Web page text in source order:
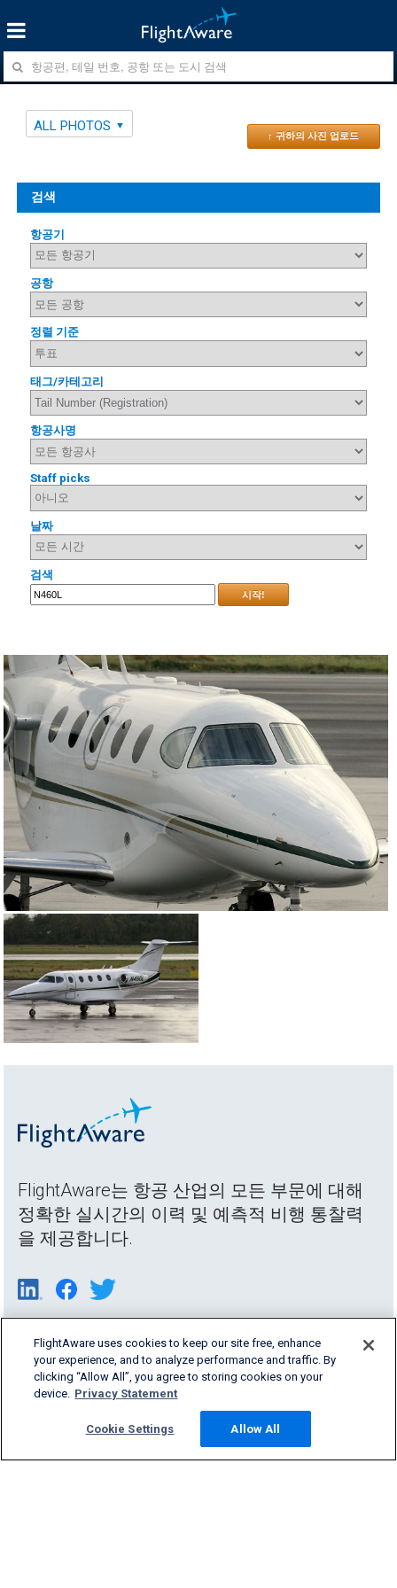
ALL PHOTOS
↑ 귀하의 사진 업로드
검색
항공기
공항
정렬 기준
태그/카테고리
항공사명
Staff picks
날짜
검색
시작!
FlightAware는 항공 산업의 모든 부문에 대해
정확한 실시간의 이력 및 예측적 비행 통찰력
을 제공합니다.
FlightAware uses cookies to keep our site free, enhance
your experience, and to analyze performance and traffic. By
clicking “Allow All”, you agree to storing cookies on your
device. Privacy Statement
Cookie Settings Allow All